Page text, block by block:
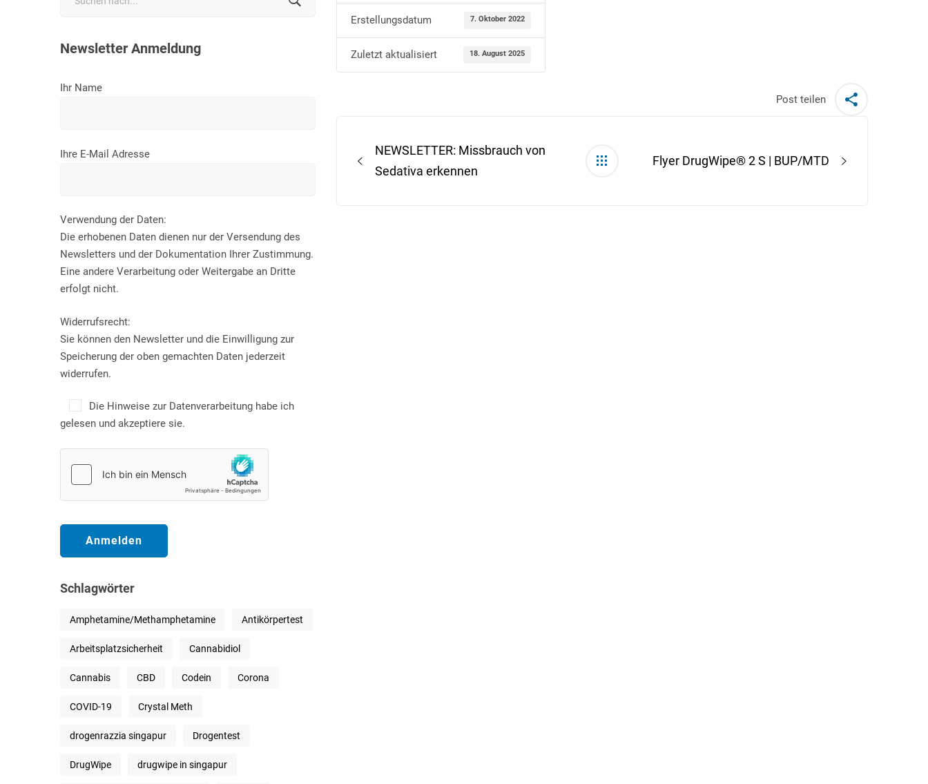
Newsletter Anmeldung
Ihr Name
Ihre E-Mail Adresse
Verwendung der Daten:
Die erhobenen Daten dienen nur der Versendung des
Newsletters und der Dokumentation Ihrer Zustimmung.
Eine andere Verarbeitung oder Weitergabe an Dritte
erfolgt nicht.
Widerrufsrecht:
Sie können den Newsletter und die Einwilligung zur
Speicherung der oben gemachten Daten jederzeit
widerrufen.
Die Hinweise zur Datenverarbeitung habe ich
gelesen und akzeptiere sie.
Schlagwörter
Amphetamine/Methamphetamine Antikörpertest
Arbeitsplatzsicherheit Cannabidiol
Cannabis CBD Codein Corona
COVID-19 Crystal Meth
drogenrazzia singapur Drogentest
DrugWipe drugwipe in singapur
Erstellungsdatum 7. Oktober 2022
Zuletzt aktualisiert 18. August 2025
Post teilen
navigation
NEWSLETTER: Missbrauch von
Sedativa erkennen
Flyer DrugWipe® 2 S | BUP/MTD